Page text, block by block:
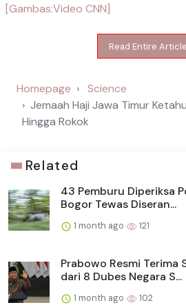
[Gambas:Video CNN]
Read Entire Article
Homepage
Science
Jemaah Haji Jawa Timur
Hingga Rokok
Related
43 Pemburu Diperiksa
Bogor Tewas Diseran...
1 month ago 121
Prabowo Resmi Terima
dari 8 Dubes Negara S...
1 month ago 102